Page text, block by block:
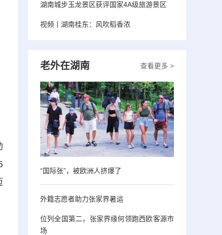
湖南城步玉龙景区获评国家4A级旅游景区
视频丨湖南桂东：风吹稻香浓
查看更多 >
老外在湖南
“国际张”，被欧洲人挤爆了
外籍志愿者助力张家界暑运
位列全国第二，张家界缘何领跑西欧客源市
场